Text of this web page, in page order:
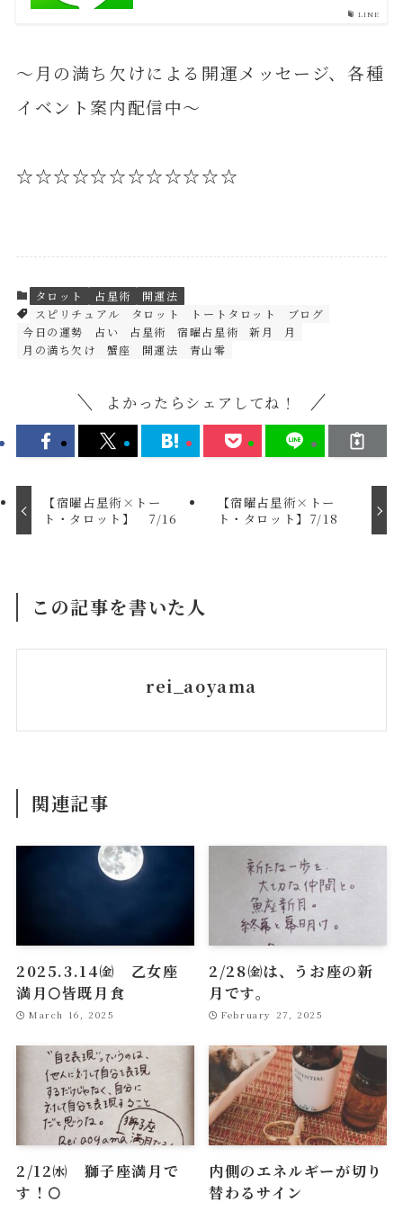
LINE
～月の満ち欠けによる開運メッセージ、各種
イベント案内配信中～
☆☆☆☆☆☆☆☆☆☆☆☆
タロット 占星術
開運法
スピリチュアル
タロット トートタロット
ブログ
今日の運勢
占い 占星術 宿曜占星術 新月
月
月の満ち欠け
蟹座 開運法 青山零
よかったらシェアしてね！
【宿曜占星術×トー
ト・タロット】 7/16
【宿曜占星術×トー
ト・タロット】7/18
この記事を書いた人
rei_aoyama
関連記事
2025.3.14㈮ 乙女座
満月🌕皆既月食
March 16, 2025
2/28㈮は、うお座の新
月です。
February 27, 2025
2/12㈬ 獅子座満月で
す！🌕
内側のエネルギーが切り
替わるサイン